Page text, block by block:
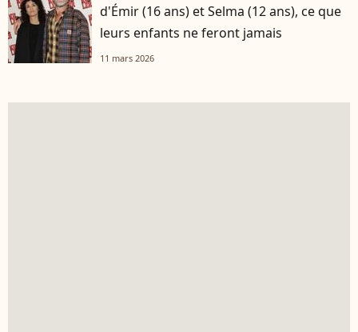
d'Émir (16 ans) et Selma (12 ans), ce que
leurs enfants ne feront jamais
11 mars 2026